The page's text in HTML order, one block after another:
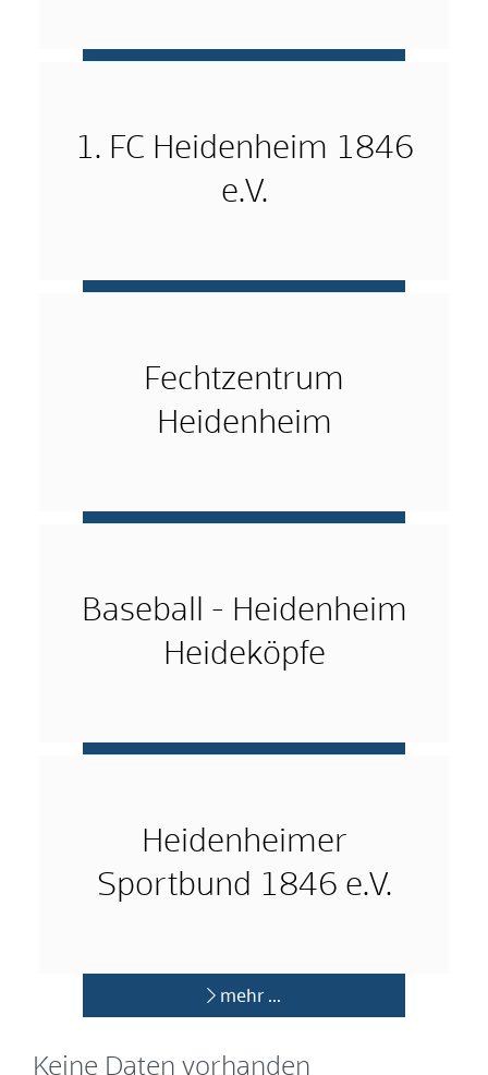
1. FC Heidenheim 1846
e.V.
Fechtzentrum
Heidenheim
Baseball - Heidenheim
Heideköpfe
Heidenheimer
Sportbund 1846 e.V.
mehr …
Keine Daten vorhanden